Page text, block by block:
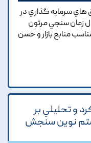
سرمايه گذاري در
استفاده از مدل زمان سنجي مرتون
منابع بازار و حسن
و تحليلي بر
نوين سنجش